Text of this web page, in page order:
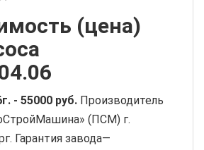
(цена)
- 55000 руб. Производитель
(ПСМ) г.
Гарантия завода—